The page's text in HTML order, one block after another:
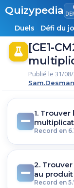
Quizypedia
Duels
Défi du
[CE1-
Publié le 31/
1.
Record en
2.
au produit
Record en